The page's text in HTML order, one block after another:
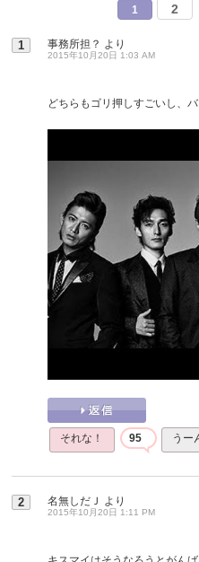
1 2
1 事務所担？ より
2015年10月20日 1:03 AM
どちらもゴリ押しすごいし、
それな！ 95 うー
2 名無しだＪ より
2015年10月20日 1:11 PM